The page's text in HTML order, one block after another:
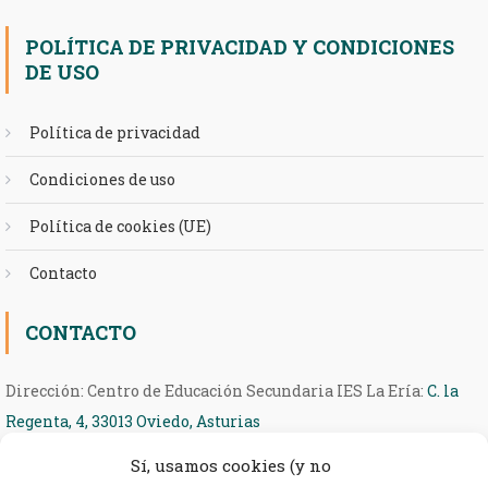
Sí, usamos cookies (y no
POLÍTICA DE PRIVACIDAD Y CONDICIONES
DE USO
Política de privacidad
Condiciones de uso
Política de cookies (UE)
Contacto
CONTACTO
Dirección: Centro de Educación Secundaria IES La Ería: C. la
Regenta, 4, 33013 Oviedo, Asturias
Teléfono: 985 27 36 54